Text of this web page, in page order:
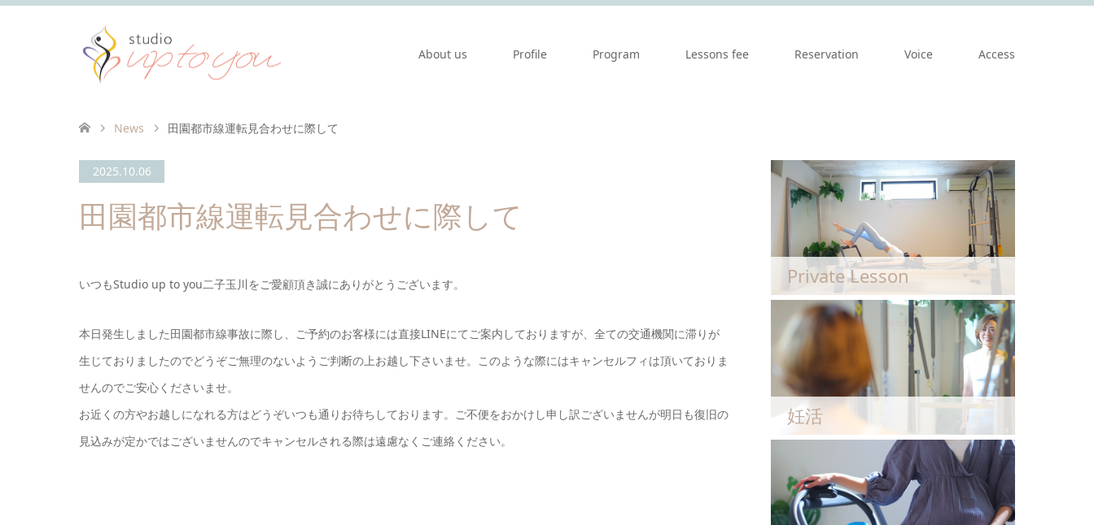
About us Profile Program Lessons fee Reservation Voice Access
News 田園都市線運転見合わせに際して
2025.10.06
田園都市線運転見合わせに際して
いつもStudio up to you二子玉川をご愛顧頂き誠にありがとうございます。
本日発生しました田園都市線事故に際し、ご予約のお客様には直接LINEにてご案内しておりますが、全ての交通機関に滞りが
生じておりましたのでどうぞご無理のないようご判断の上お越し下さいませ。このような際にはキャンセルフィは頂いておりま
せんのでご安心くださいませ。
お近くの方やお越しになれる方はどうぞいつも通りお待ちしております。 ご不便をおかけし申し訳ございませんが明日も復旧の
見込みが定かではございませんのでキャンセルされる際は遠慮なくご連絡ください。
Private Lesson
妊活